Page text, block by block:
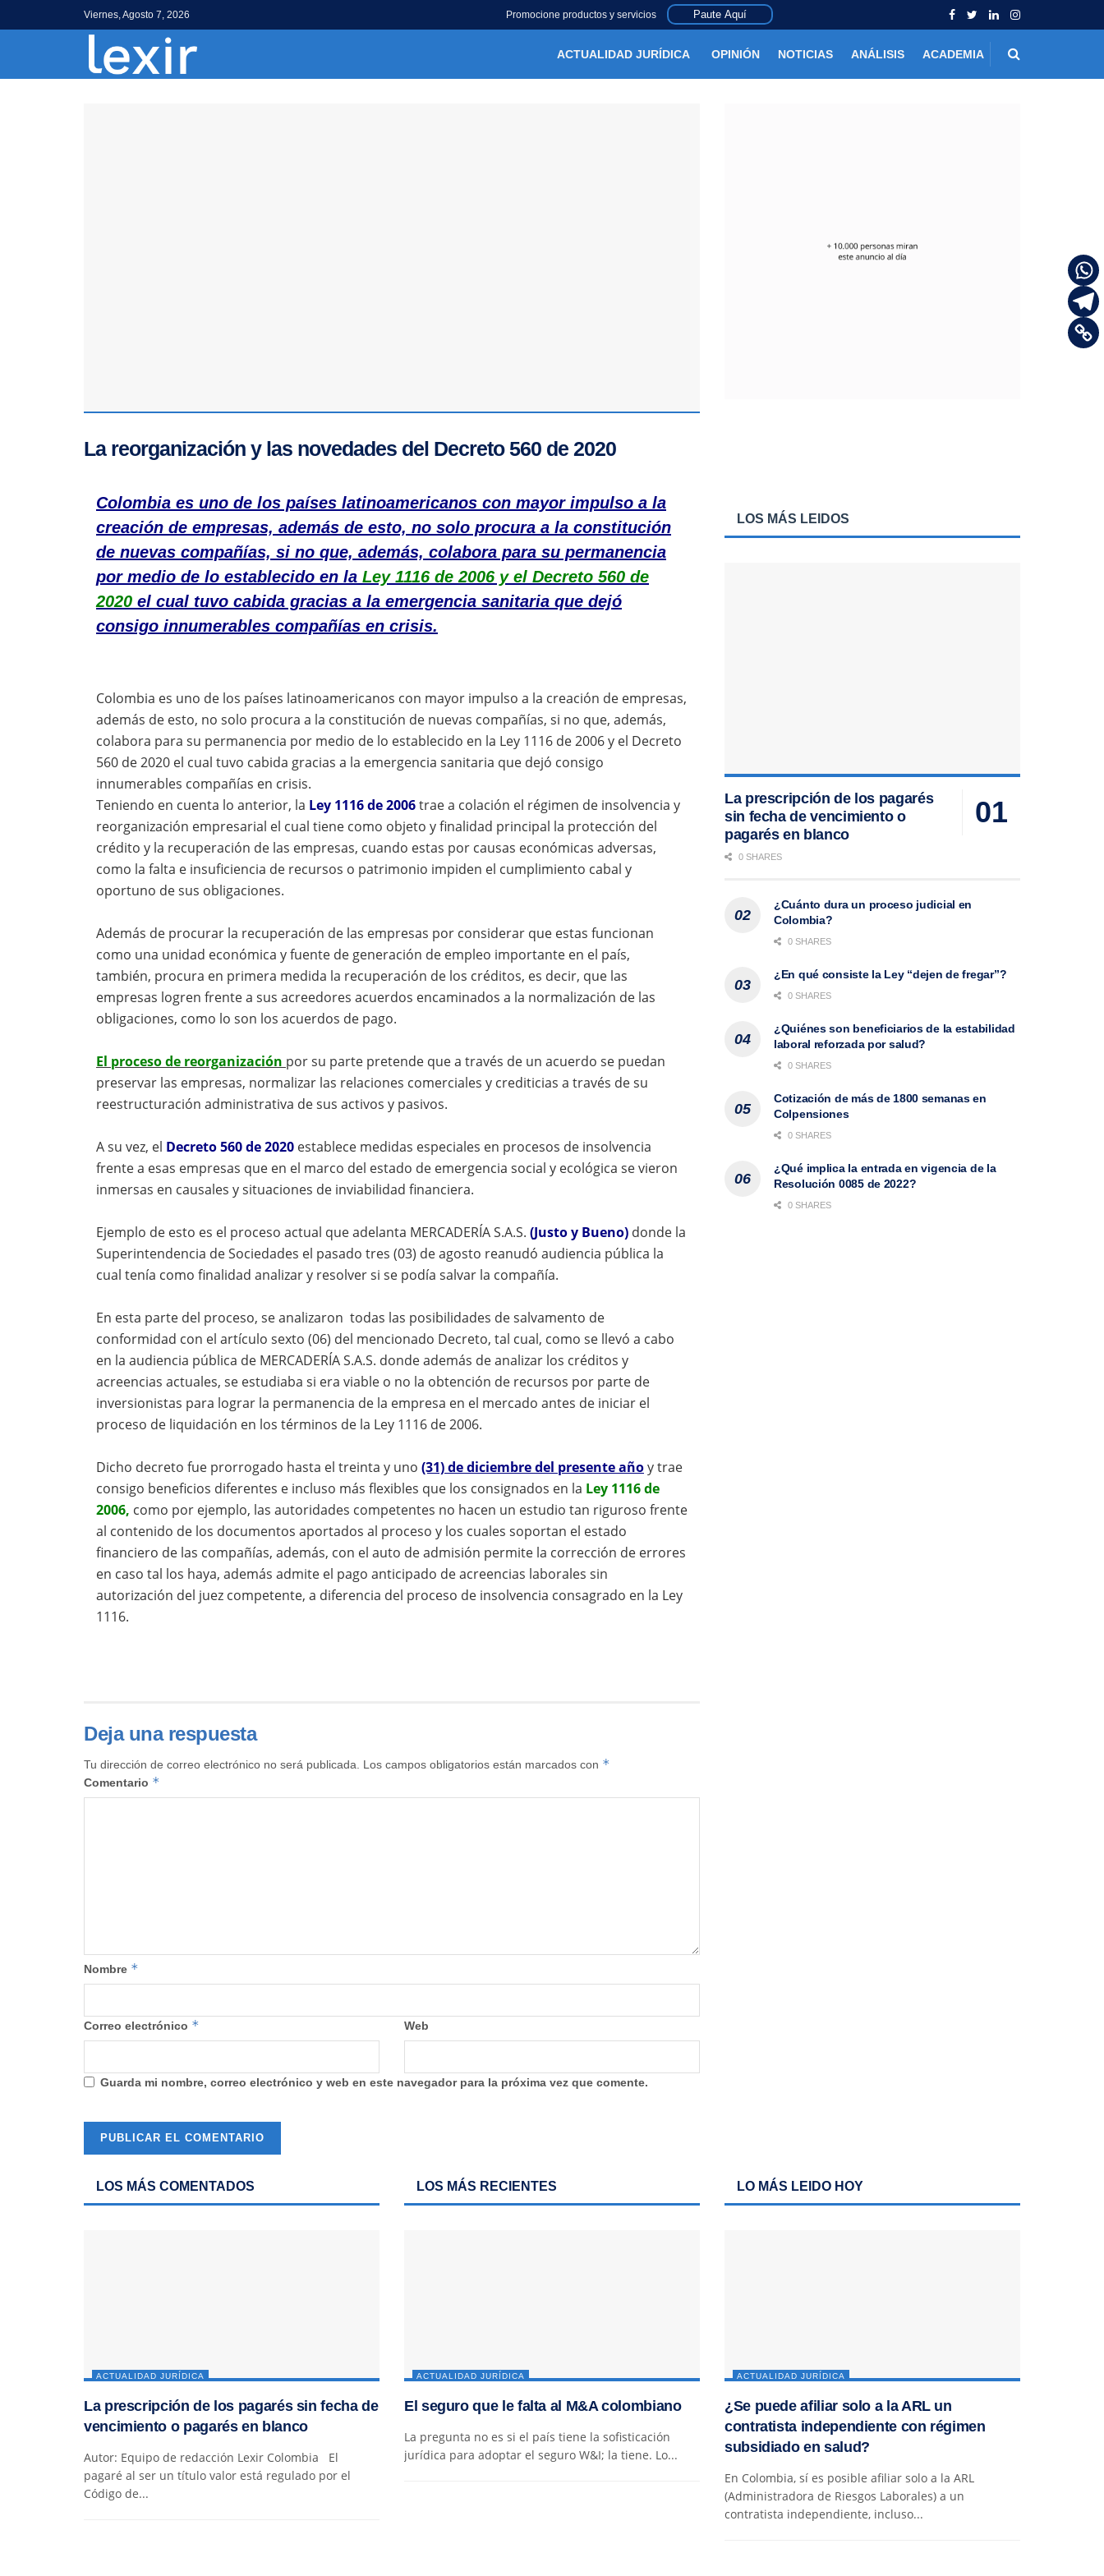
Viernes, Agosto 7, 2026 Promocione productos y servicios Paute Aquí
ACTUALIDAD JURÍDICA OPINIÓN NOTICIAS ANÁLISIS ACADEMIA
La reorganización y las novedades del Decreto 560 de 2020
Colombia es uno de los países latinoamericanos con mayor impulso a la
creación de empresas, además de esto, no solo procura a la constitución
de nuevas compañías, si no que, además, colabora para su permanencia
por medio de lo establecido en la Ley 1116 de 2006 y el Decreto 560 de
2020 el cual tuvo cabida gracias a la emergencia sanitaria que dejó
consigo innumerables compañías en crisis.
Colombia es uno de los países latinoamericanos con mayor impulso a la creación de empresas,
además de esto, no solo procura a la constitución de nuevas compañías, si no que, además,
colabora para su permanencia por medio de lo establecido en la Ley 1116 de 2006 y el Decreto
560 de 2020 el cual tuvo cabida gracias a la emergencia sanitaria que dejó consigo
innumerables compañías en crisis.
Teniendo en cuenta lo anterior, la Ley 1116 de 2006trae a colación el régimen de insolvencia y
reorganización empresarial el cual tiene como objeto y finalidad principal la protección del
crédito y la recuperación de las empresas, cuando estas por causas económicas adversas,
como la falta e insuficiencia de recursos o patrimonio impiden el cumplimiento cabal y
oportuno de sus obligaciones.
Además de procurar la recuperación de las empresas por considerar que estas funcionan
como una unidad económica y fuente de generación de empleo importante en el país,
también, procura en primera medida la recuperación de los créditos, es decir, que las
empresas logren frente a sus acreedores acuerdos encaminados a la normalización de las
obligaciones, como lo son los acuerdos de pago.
El proceso de reorganización por su parte pretende que a través de un acuerdo se puedan
preservar las empresas, normalizar las relaciones comerciales y crediticias a través de su
reestructuración administrativa de sus activos y pasivos.
A su vez, el Decreto 560 de 2020 establece medidas especiales en procesos de insolvencia
frente a esas empresas que en el marco del estado de emergencia social y ecológica se vieron
inmersas en causales y situaciones de inviabilidad financiera.
Ejemplo de esto es el proceso actual que adelanta MERCADERÍA S.A.S. (Justo y Bueno) donde la
Superintendencia de Sociedades el pasado tres (03) de agosto reanudó audiencia pública la
cual tenía como finalidad analizar y resolver si se podía salvar la compañía.
En esta parte del proceso, se analizaron todas las posibilidades de salvamento de
conformidad con el artículo sexto (06) del mencionado Decreto, tal cual, como se llevó a cabo
en la audiencia pública de MERCADERÍA S.A.S. donde además de analizar los créditos y
acreencias actuales, se estudiaba si era viable o no la obtención de recursos por parte de
inversionistas para lograr la permanencia de la empresa en el mercado antes de iniciar el
proceso de liquidación en los términos de la Ley 1116 de 2006.
Dicho decreto fue prorrogado hasta el treinta y uno (31) de diciembre del presente añoy trae
consigo beneficios diferentes e incluso más flexibles que los consignados en la Ley 1116 de
2006, como por ejemplo, las autoridades competentes no hacen un estudio tan riguroso frente
al contenido de los documentos aportados al proceso y los cuales soportan el estado
financiero de las compañías, además, con el auto de admisión permite la corrección de errores
en caso tal los haya, además admite el pago anticipado de acreencias laborales sin
autorización del juez competente, a diferencia del proceso de insolvencia consagrado en la Ley
1116.
Deja una respuesta
Tu dirección de correo electrónico no será publicada. Los campos obligatorios están marcados con *
Comentario *
Nombre *
Correo electrónico * Web
Guarda mi nombre, correo electrónico y web en este navegador para la próxima vez que comente.
LOS MÁS LEIDOS
La prescripción de los pagarés
sin fecha de vencimiento o
pagarés en blanco
0 SHARES
¿Cuánto dura un proceso judicial en
Colombia?
0 SHARES
¿En qué consiste la Ley “dejen de fregar”?
0 SHARES
¿Quiénes son beneficiarios de la estabilidad
laboral reforzada por salud?
0 SHARES
Cotización de más de 1800 semanas en
Colpensiones
0 SHARES
¿Qué implica la entrada en vigencia de la
Resolución 0085 de 2022?
0 SHARES
LOS MÁS COMENTADOS
ACTUALIDAD JURÍDICA
La prescripción de los pagarés sin fecha de
vencimiento o pagarés en blanco
Autor: Equipo de redacción Lexir Colombia El
pagaré al ser un título valor está regulado por el
Código de...
LOS MÁS RECIENTES
ACTUALIDAD JURÍDICA
El seguro que le falta al M&A colombiano
La pregunta no es si el país tiene la sofisticación
jurídica para adoptar el seguro W&I; la tiene. Lo...
LO MÁS LEIDO HOY
ACTUALIDAD JURÍDICA
¿Se puede afiliar solo a la ARL un
contratista independiente con régimen
subsidiado en salud?
En Colombia, sí es posible afiliar solo a la ARL
(Administradora de Riesgos Laborales) a un
contratista independiente, incluso...